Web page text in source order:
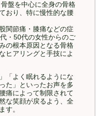
盤を中心に全身の骨格
おり、特に慢性的な腰
関節痛・膝痛などの症
・50代の女性からのご
の根本原因となる骨格
ヒアリングと手技によ
「よく眠れるようにな
た」といったお声を多
痛によって制限されて
な笑顔が戻るよう、全
す。